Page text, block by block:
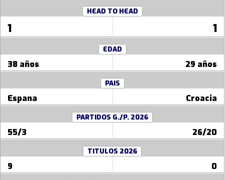
HEAD TO HEAD
1 1
EDAD
38 años 29 años
PAIS
Espana Croacia
PARTIDOS G./P. 2026
55/3 26/20
TITULOS 2026
9 0